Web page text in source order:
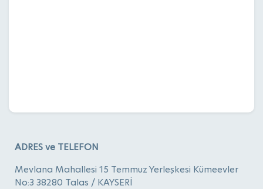
ADRES ve TELEFON
Mevlana Mahallesi 15 Temmuz Yerleşkesi Kümeevler
No:3 38280 Talas / KAYSERİ